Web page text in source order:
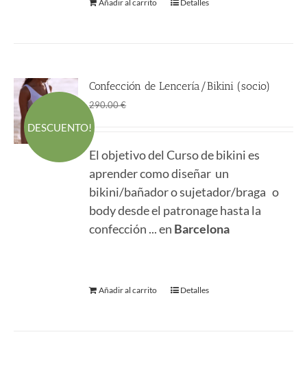
Añadir al carrito Detalles
DESCUENTO!
Confección de Lencería/Bikini (socio)
290.00€
era:
290.00 €.
es:
161.50 €.
El objetivo del Curso de bikini es
aprender como diseñar un
bikini/bañador o sujetador/braga o
body desde el patronage hasta la
confección ... en Barcelona
Añadir al carrito Detalles